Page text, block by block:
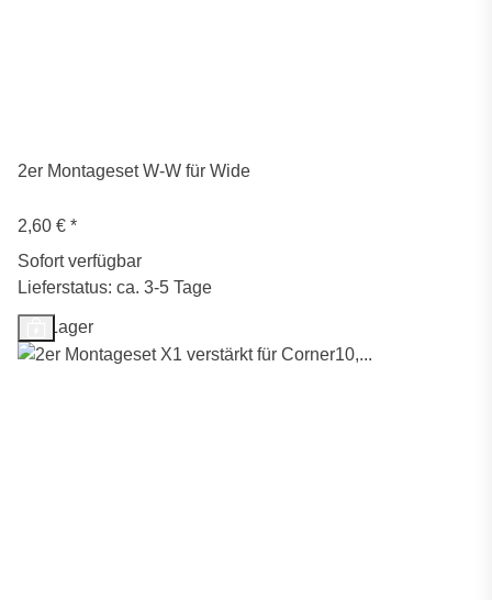
2er Montageset W-W für Wide
2,60 € *
Sofort verfügbar
Lieferstatus: ca. 3-5 Tage
Auf Lager